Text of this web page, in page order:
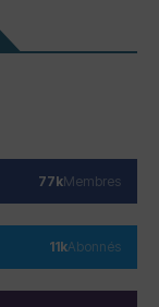
77kMembres
11kAbonnés